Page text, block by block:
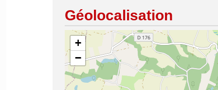
Géolocalisation
+
−